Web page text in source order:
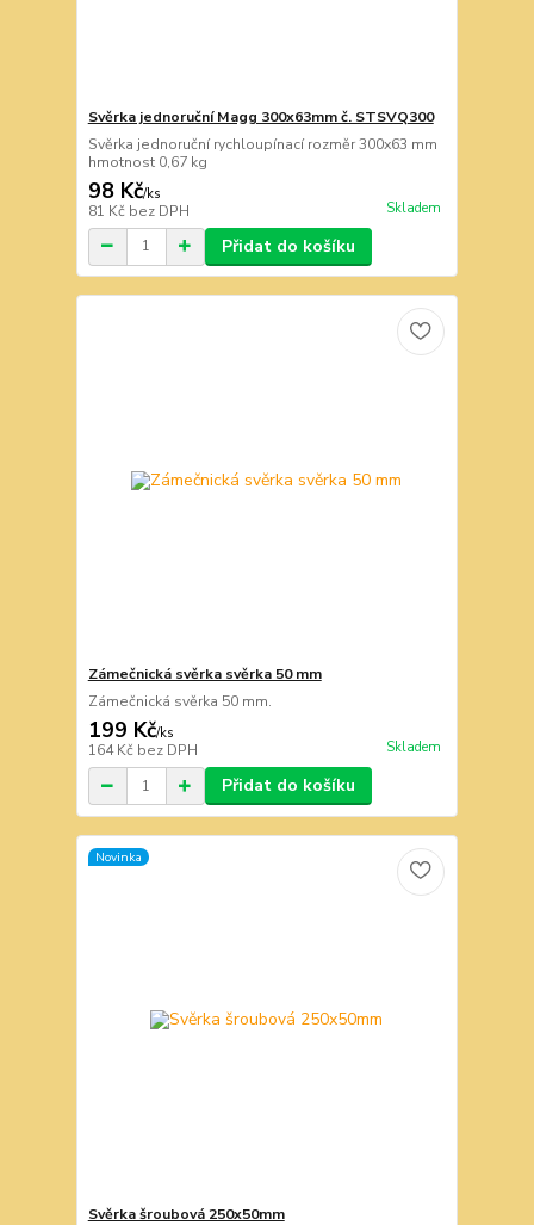
Svěrka jednoruční Magg 300x63mm č. STSVQ300
Svěrka jednoruční rychloupínací rozměr 300x63 mm
hmotnost 0,67 kg
98 Kč/ks
81 Kč bez DPH Skladem
Přidat do košíku
Zámečnická svěrka svěrka 50 mm
Zámečnická svěrka 50 mm.
199 Kč/ks
164 Kč bez DPH Skladem
Přidat do košíku
Novinka
Svěrka šroubová 250x50mm